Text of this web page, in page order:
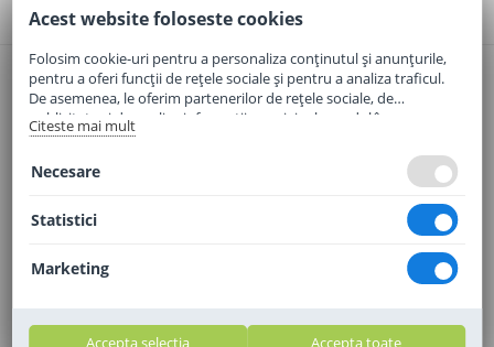
CONTACT
Email:office@elaptepraf.ro
Telefon:0745-964-449
Adresa:Sos. Borsului, Nr. 20, Oradea, Jud. Bihor
Acest website foloseste cookies
Folosim cookie-uri pentru a personaliza conținutul și anunțurile,
pentru a oferi funcții de rețele sociale și pentru a analiza traficul.
De asemenea, le oferim partenerilor de rețele sociale, de
publicitate și de analize informații cu privire la modul în care
folosiți site-ul nostru. Aceștia le pot combina cu alte informații
Citeste mai mult
Necesare
Statistici
Marketing
Accepta selectia Accepta toate